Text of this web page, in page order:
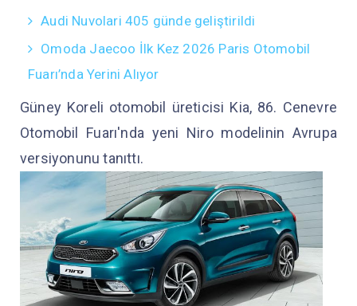
Audi Nuvolari 405 günde geliştirildi
Omoda Jaecoo İlk Kez 2026 Paris Otomobil
Fuarı’nda Yerini Alıyor
Güney Koreli otomobil üreticisi Kia, 86. Cenevre
Otomobil Fuarı'nda yeni Niro modelinin Avrupa
versiyonunu tanıttı.